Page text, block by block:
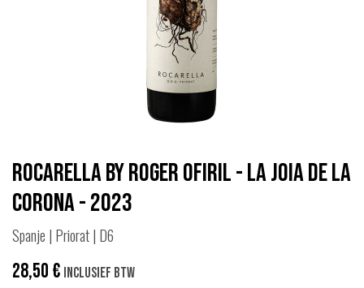
Rocarella by Roger Ofiril - La Joia de la
Corona - 2023
Spanje | Priorat | D6
28,50€ Inclusief btw